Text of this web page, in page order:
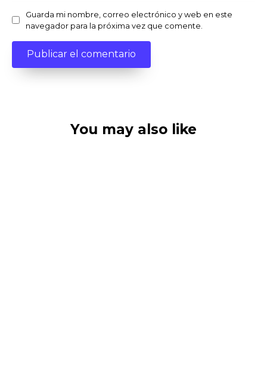
Guarda mi nombre, correo electrónico y web en este
navegador para la próxima vez que comente.
You may also like